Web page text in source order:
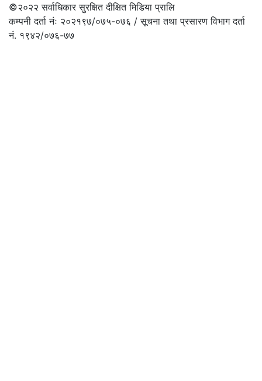
©२०२२सर्वाधिकार सुरक्षित दीक्षित मिडिया प्रालि
कम्पनी दर्ता नंः २०२१९७/०७५-०७६ / सूचना तथा प्रसारण विभाग दर्ता
नं. १९४२/०७६-७७